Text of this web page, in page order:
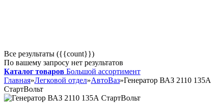
Все результаты ({{count}})
По вашему запросу нет результатов
Каталог товаров Большой ассортимент
Главная»Легковой отдел»АвтоВаз»Генератор ВАЗ 2110 135А
СтартВольт